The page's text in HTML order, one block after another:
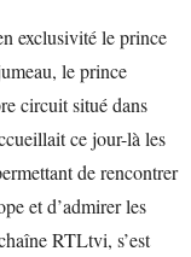
exclusivité le prince
le prince
circuit situé dans
ce jour-là les
de rencontrer
et d’admirer les
RTLtvi, s’est